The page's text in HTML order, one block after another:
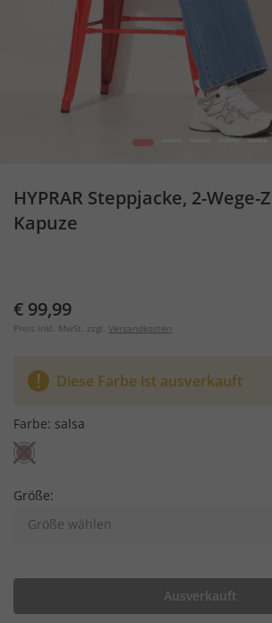
1
HYPRAR Steppjacke, 2-Wege-
Kapuze
€ 99,99
Preis inkl. MwSt. zzgl. Versandkosten
Diese Farbe ist ausverkauft
Farbe: salsa
Größe:
Größe wählen
Ausverkauft